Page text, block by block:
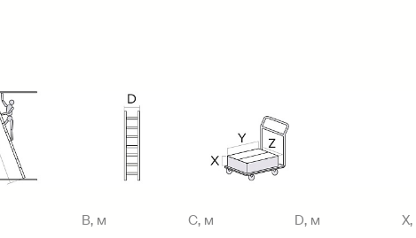
B, м C, м D, м